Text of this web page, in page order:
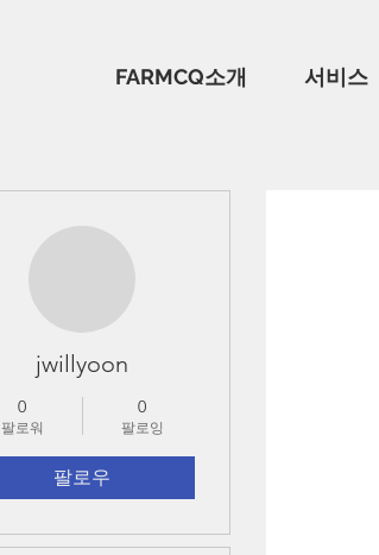
FARMCQ소개 서비스
jwillyoon
0
팔로워
0
팔로잉
팔로우